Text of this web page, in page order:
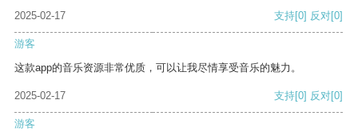
2025-02-17
支持[0] 反对[0]
游客
这款app的音乐资源非常优质，可以让我尽情享受音乐的魅力。
2025-02-17 支持[0] 反对[0]
游客